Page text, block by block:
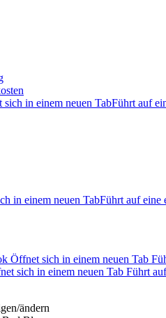
sich in einem neuen TabFührt auf
in einem neuen TabFührt auf eine
Öffnet sich in einem neuen Tab
sich in einem neuen Tab Führt
ändern